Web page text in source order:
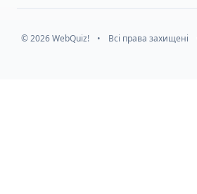
© 2026 WebQuiz! • Всі права захищені